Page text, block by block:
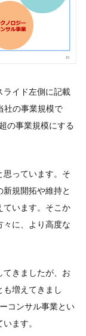
ライド左側に記載
の事業規模で
の事業規模にする
思っています。そ
規開拓や維持と
ています。そこか
々に、より高度な
てきましたが、お
増えてきまし
コンサル事業とい
ます。